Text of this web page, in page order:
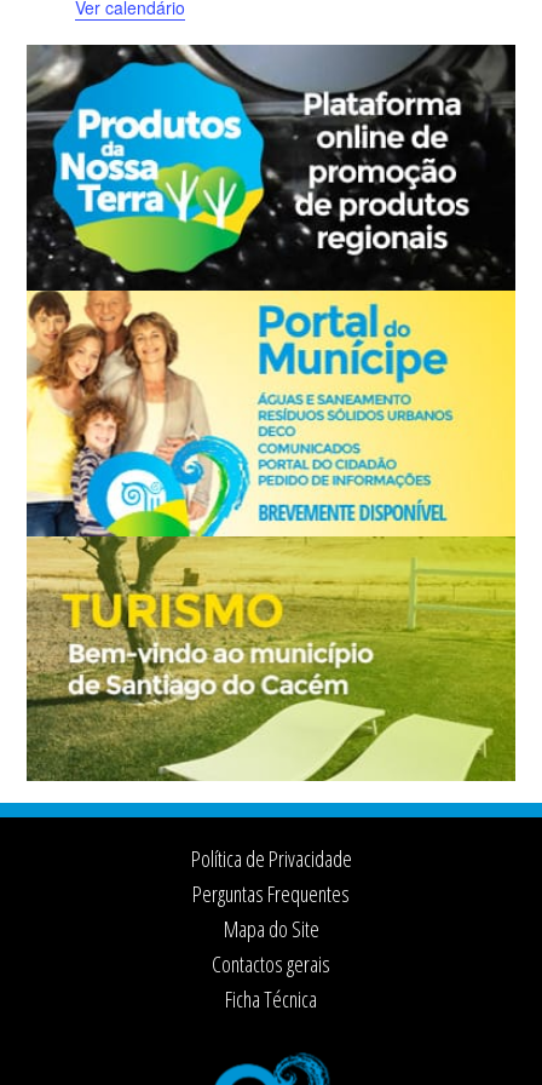
Ver calendário
Footer
Política de Privacidade
Perguntas Frequentes
Mapa do Site
Contactos gerais
Ficha Técnica